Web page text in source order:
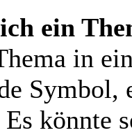
ein
in
könnte